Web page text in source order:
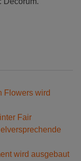
Flowers wird
Fair
wird ausgebaut